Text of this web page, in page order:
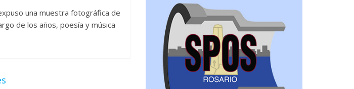
una muestra fotográfica de
de los años, poesía y música